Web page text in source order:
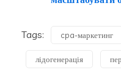
Tags: cpa-маркетинг
лідогенерація